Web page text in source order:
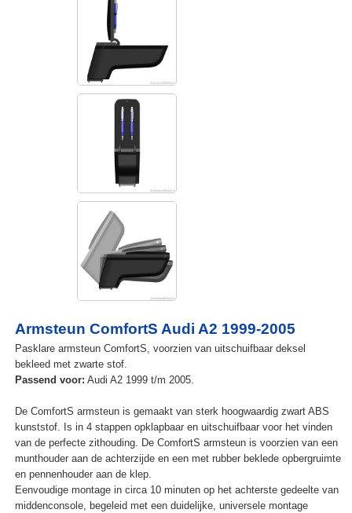
Armsteun ComfortS Audi A2 1999-2005
Pasklare armsteun ComfortS, voorzien van uitschuifbaar deksel
bekleed met zwarte stof.
Passend voor: Audi A2 1999 t/m 2005.
De ComfortS armsteun is gemaakt van sterk hoogwaardig zwart ABS
kunststof. Is in 4 stappen opklapbaar en uitschuifbaar voor het vinden
van de perfecte zithouding. De ComfortS armsteun is voorzien van een
munthouder aan de achterzijde en een met rubber beklede opbergruimte
en pennenhouder aan de klep.
Eenvoudige montage in circa 10 minuten op het achterste gedeelte van
middenconsole, begeleid met een duidelijke, universele montage